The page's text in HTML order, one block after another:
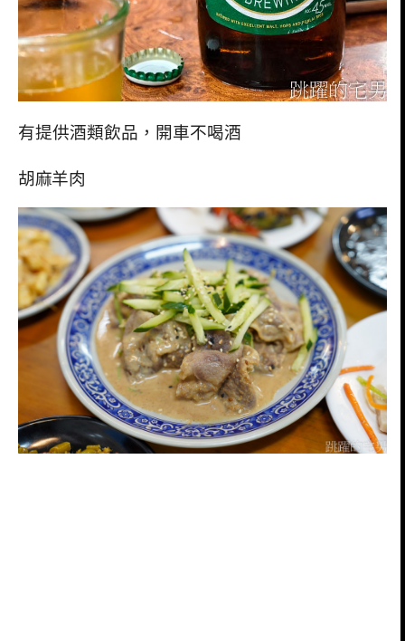
有提供酒類飲品，開車不喝酒
胡麻羊肉